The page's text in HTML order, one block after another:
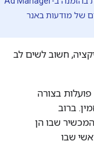
מודעות באנר
חשוב לשים לב
בצורה
ברוב
שבו הן